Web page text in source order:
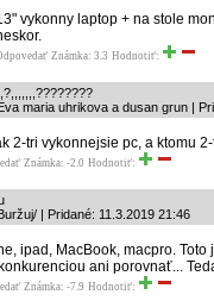
vykonny laptop + na stole
Známka: 3.3 Hodnotiť:
maria uhrikova a dusan grun |
2-tri vykonnejsie pc, a ktomu
Známka: -2.0 Hodnotiť:
| Pridané: 11.3.2019 21:46
ipad, MacBook, macpro.
ani porovnať...
Známka: -7.9 Hodnotiť: